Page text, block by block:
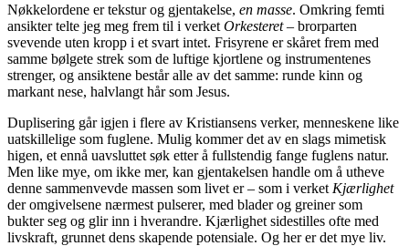
Nøkkelordene er tekstur og gjentakelse, en masse. Omkring femti
ansikter telte jeg meg frem til i verket Orkesteret– brorparten
svevende uten kropp i et svart intet. Frisyrene er skåret frem med
samme bølgete strek som de luftige kjortlene og instrumentenes
strenger, og ansiktene består alle av det samme: runde kinn og
markant nese, halvlangt hår som Jesus.
Duplisering går igjen i flere av Kristiansens verker, menneskene like
uatskillelige som fuglene. Mulig kommer det av en slags mimetisk
higen, et ennå uavsluttet søk etter å fullstendig fange fuglens natur.
Men like mye, om ikke mer, kan gjentakelsen handle om å utheve
denne sammenvevde massen som livet er – som i verket Kjærlighet
der omgivelsene nærmest pulserer, med blader og greiner som
bukter seg og glir inn i hverandre. Kjærlighet sidestilles ofte med
livskraft, grunnet dens skapende potensiale. Og her er det mye liv.